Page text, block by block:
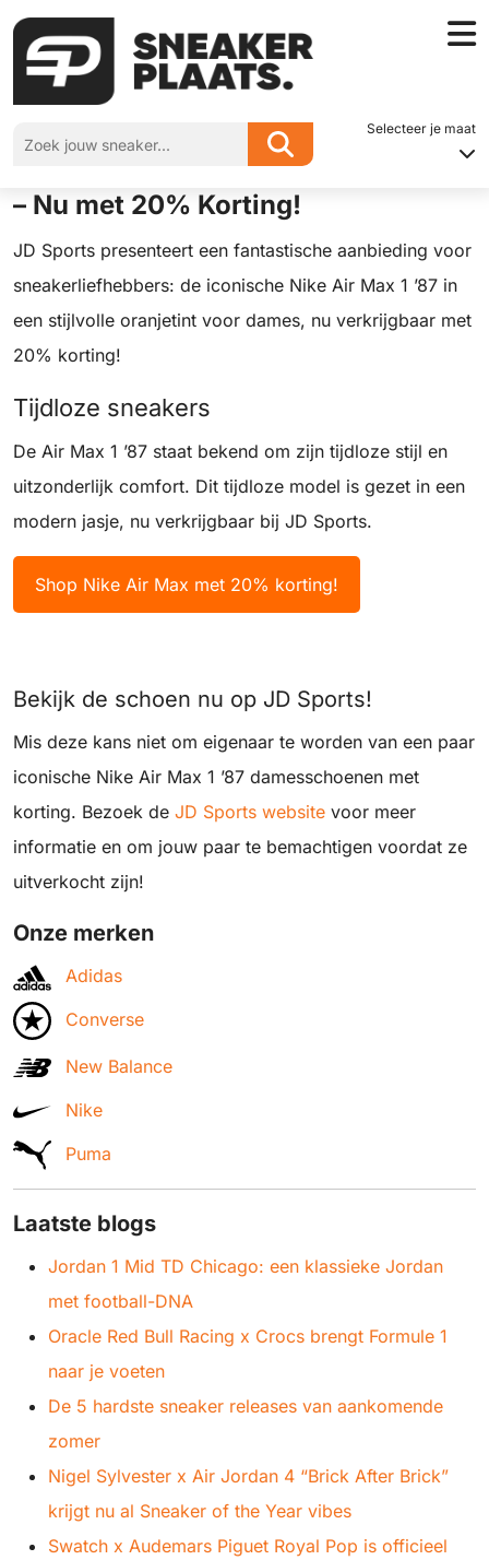
Selecteer je maat
Home»Nike Air Max 1 ’87 Dames Sneakers – Nu met 20% Korting!
Nike Air Max 1 ’87 Dames Sneakers
– Nu met 20% Korting!
JD Sports presenteert een fantastische aanbieding voor
sneakerliefhebbers: de iconische Nike Air Max 1 ’87 in
een stijlvolle oranjetint voor dames, nu verkrijgbaar met
20% korting!
Tijdloze sneakers
De Air Max 1 ’87 staat bekend om zijn tijdloze stijl en
uitzonderlijk comfort. Dit tijdloze model is gezet in een
modern jasje, nu verkrijgbaar bij JD Sports.
Shop Nike Air Max met 20% korting!
Bekijk de schoen nu op JD Sports!
Mis deze kans niet om eigenaar te worden van een paar
iconische Nike Air Max 1 ’87 damesschoenen met
korting. Bezoek de JD Sports website voor meer
informatie en om jouw paar te bemachtigen voordat ze
uitverkocht zijn!
Onze merken
Adidas
Converse
New Balance
Nike
Puma
Laatste blogs
Jordan 1 Mid TD Chicago: een klassieke Jordan
met football-DNA
Oracle Red Bull Racing x Crocs brengt Formule 1
naar je voeten
De 5 hardste sneaker releases van aankomende
zomer
Nigel Sylvester x Air Jordan 4 “Brick After Brick”
krijgt nu al Sneaker of the Year vibes
Swatch x Audemars Piguet Royal Pop is officieel